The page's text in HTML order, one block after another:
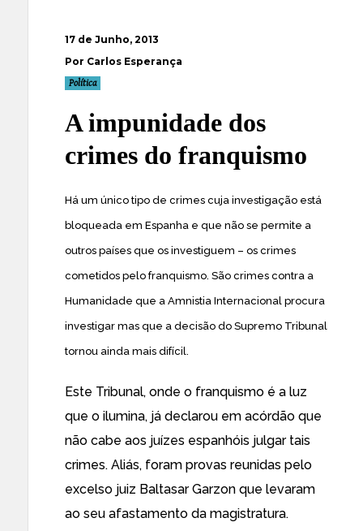
17 de Junho, 2013
Por Carlos Esperança
Política
A impunidade dos
crimes do franquismo
Há um único tipo de crimes cuja investigação está
bloqueada em Espanha e que não se permite a
outros países que os investiguem – os crimes
cometidos pelo franquismo. São crimes contra a
Humanidade que a Amnistia Internacional procura
investigar mas que a decisão do Supremo Tribunal
tornou ainda mais difícil.
Este Tribunal, onde o franquismo é a luz
que o ilumina, já declarou em acórdão que
não cabe aos juízes espanhóis julgar tais
crimes. Aliás, foram provas reunidas pelo
excelso juiz Baltasar Garzon que levaram
ao seu afastamento da magistratura.